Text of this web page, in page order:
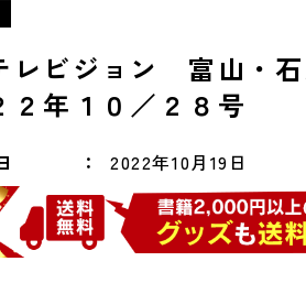
レビジョン 富山・
２年１０／２８号
2022年10月19日